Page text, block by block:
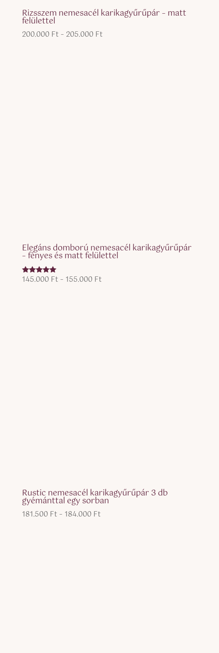
Rizsszem nemesacél karikagyűrűpár – matt
felülettel
200.000 Ft – 205.000 FtÁrtartomány:
Elegáns domború nemesacél karikagyűrűpár
– fényes és matt felülettel
Értékelés:
145.000 Ft – 155.000 FtÁrtartomány:
Rustic nemesacél karikagyűrűpár 3 db
gyémánttal egy sorban
181.500 Ft – 184.000 FtÁrtartomány: